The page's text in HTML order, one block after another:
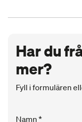
Har du
mer?
Fyll i formulären
Namn *